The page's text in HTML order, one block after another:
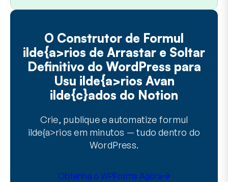
O Construtor de Formul
ilde{a>rios de Arrastar e Soltar
Definitivo do WordPress para
Usu ilde{a>rios Avan
ilde{c}ados do Notion
Crie, publique e automatize formul
ilde{a>rios em minutos — tudo dentro do
WordPress.
Obtenha o WPForms Agora